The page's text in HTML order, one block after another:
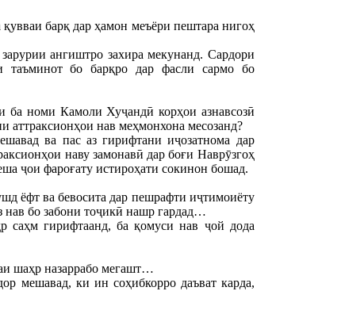
барқ дар ҳамон меъёри пештара нигоҳ
ангиштро захира мекунанд. Сардори
таъминот бо барқро дар фасли сармо бо
ба номи Камоли Хуҷандӣ корҳои азнавсозӣ
аттраксионҳои нав меҳмонхона месозанд?
ва пас аз гирифтани иҷозатнома дар
наву замонавӣ дар боғи Наврӯзгоҳ
ҷои фароғату истироҳати сокинон бошад.
ёфт ва бевосита дар пешрафти иҷтимоиёту
нав бо забони тоҷикӣ нашр гардад…
гирифтаанд, ба қомуси нав ҷой дода
шаҳр назаррабо мегашт…
мешавад, ки ин соҳибкорро даъват карда,